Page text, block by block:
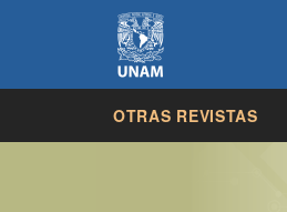
OTRAS REVISTAS